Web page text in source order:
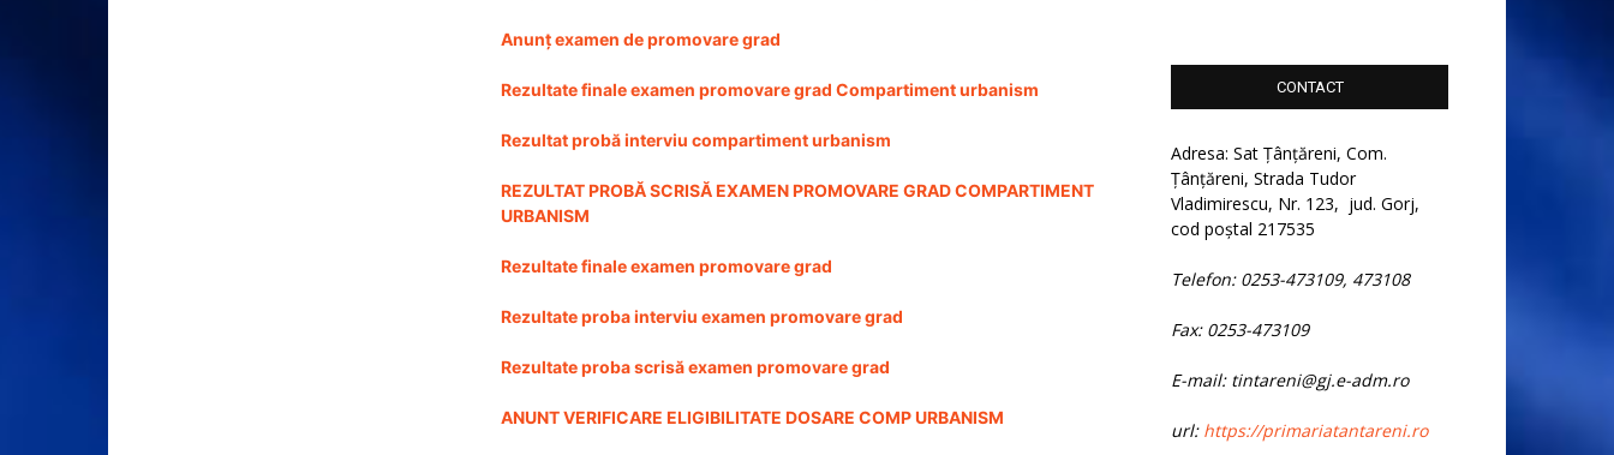
Anunț examen de promovare grad
Rezultate finale examen promovare grad Compartiment urbanism
Rezultat probă interviu compartiment urbanism
REZULTAT PROBĂ SCRISĂ EXAMEN PROMOVARE GRAD COMPARTIMENT
URBANISM
Rezultate finale examen promovare grad
Rezultate proba interviu examen promovare grad
Rezultate proba scrisă examen promovare grad
ANUNT VERIFICARE ELIGIBILITATE DOSARE COMP URBANISM
CONTACT
Adresa: Sat Țânțăreni, Com.
Țânțăreni, Strada Tudor
Vladimirescu, Nr. 123, jud. Gorj,
cod poștal 217535
Telefon: 0253-473109, 473108
Fax: 0253-473109
E-mail: tintareni@gj.e-adm.ro
url: https://primariatantareni.ro